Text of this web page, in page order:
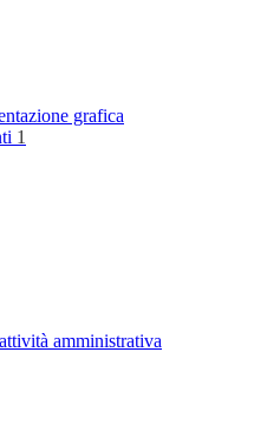
grafica
1
amministrativa